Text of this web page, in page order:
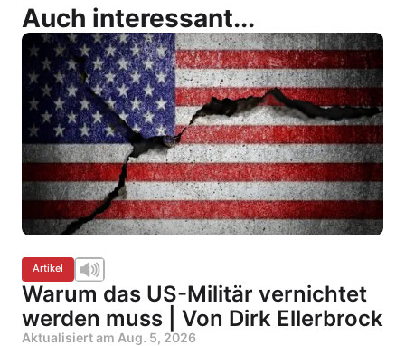
Auch interessant...
Artikel
Warum das US-Militär vernichtet
werden muss | Von Dirk Ellerbrock
Aktualisiert am Aug. 5, 2026